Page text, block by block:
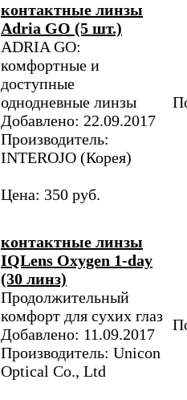
контактные линзы
Adria GO (5 шт.)
ADRIA GO:
комфортные и
доступные
однодневные линзы
Добавлено: 22.09.2017
Производитель:
INTEROJO (Корея)
Цена: 350 руб.
контактные линзы
IQLens Oxygen 1-day
(30 линз)
Продолжительный
комфорт для сухих глаз
Добавлено: 11.09.2017
Производитель: Unicon
Optical Co., Ltd